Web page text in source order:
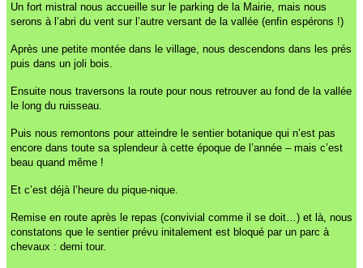
Un fort mistral nous accueille sur le parking de la Mairie, mais nous
serons à l’abri du vent sur l’autre versant de la vallée (enfin espérons !)
Après une petite montée dans le village, nous descendons dans les prés
puis dans un joli bois.
Ensuite nous traversons la route pour nous retrouver au fond de la vallée
le long du ruisseau.
Puis nous remontons pour atteindre le sentier botanique qui n’est pas
encore dans toute sa splendeur à cette époque de l’année – mais c’est
beau quand même !
Et c’est déjà l’heure du pique-nique.
Remise en route après le repas (convivial comme il se doit…) et là, nous
constatons que le sentier prévu initalement est bloqué par un parc à
chevaux : demi tour.